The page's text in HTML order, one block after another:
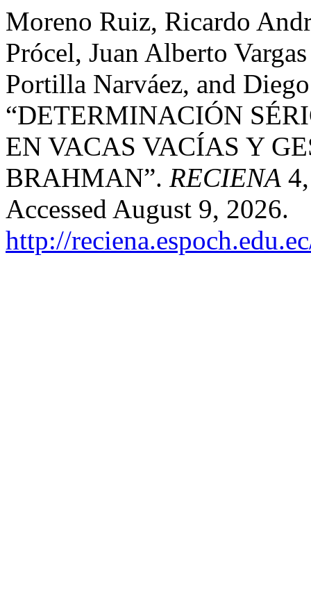
Moreno Ruiz, Ricardo
Prócel, Juan Alberto
Portilla Narváez, and
“DETERMINACIÓN
EN VACAS VACÍAS Y
BRAHMAN”. RECIENA
Accessed August 9, 2026.
http://